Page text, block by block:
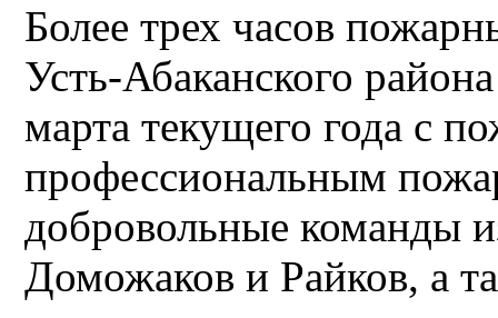
Более трех часов
Усть-Абаканского
марта текущего года с
профессиональным
добровольные команды
Доможаков и Райков, а